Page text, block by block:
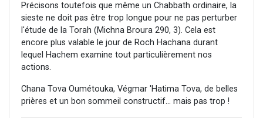
Précisons toutefois que même un Chabbath ordinaire, la
sieste ne doit pas être trop longue pour ne pas perturber
l'étude de la Torah (Michna Broura 290, 3). Cela est
encore plus valable le jour de Roch Hachana durant
lequel Hachem examine tout particulièrement nos
actions.
Chana Tova Oumétouka, Végmar 'Hatima Tova, de belles
prières et un bon sommeil constructif... mais pas trop !